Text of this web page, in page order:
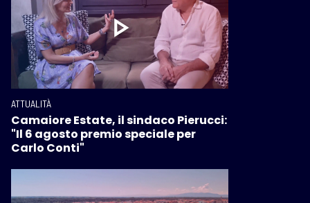
ATTUALITÀ
Camaiore Estate, il sindaco Pierucci:
"Il 6 agosto premio speciale per
Carlo Conti"